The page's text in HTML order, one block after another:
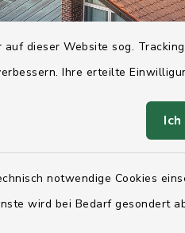
dieser Website sog.
Ihre erteilte
notwendige Cookies
wird bei Bedarf gesondert